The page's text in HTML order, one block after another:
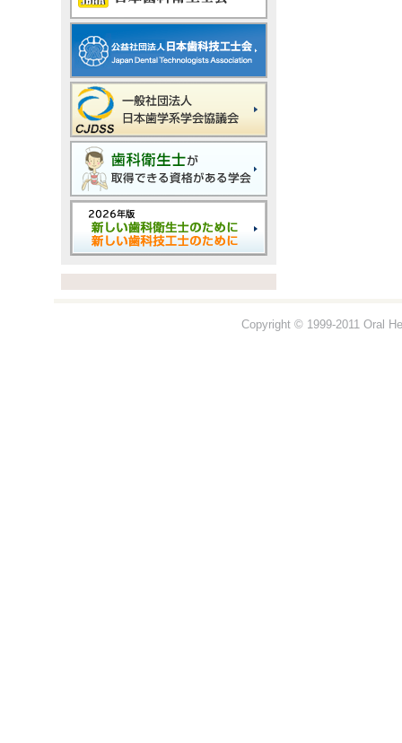
Copyright © 1999-2011 Oral